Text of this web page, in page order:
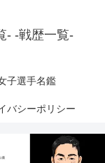
- -戦歴一覧-
子選手名鑑
バシーポリシー